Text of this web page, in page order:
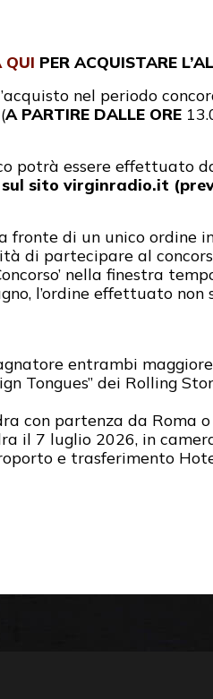
QUI PER ACQUISTARE
nel periodo
A PARTIRE DALLE ORE
potrà essere effettuato
sito virginradio.it
fronte di un unico
di partecipare al
nella finestra
l’ordine effettuato
entrambi
Tongues” dei Rolling
con partenza da Roma
il 7 luglio 2026, in
e trasferimento